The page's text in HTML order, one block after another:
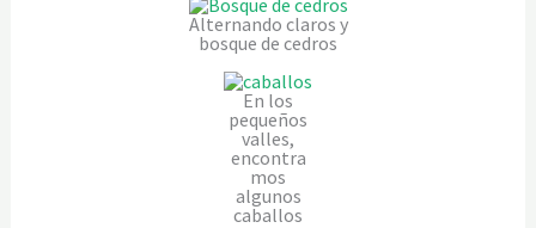
Alternando claros y
bosque de cedros
En los
pequeños
valles,
encontra
mos
algunos
caballos